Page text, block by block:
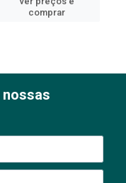
comprar